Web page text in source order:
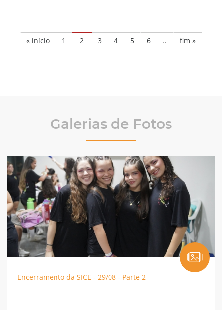
« início 1 2 3 4 5 6 … fim »
Galerias de Fotos
Encerramento da SICE - 29/08 - Parte 2